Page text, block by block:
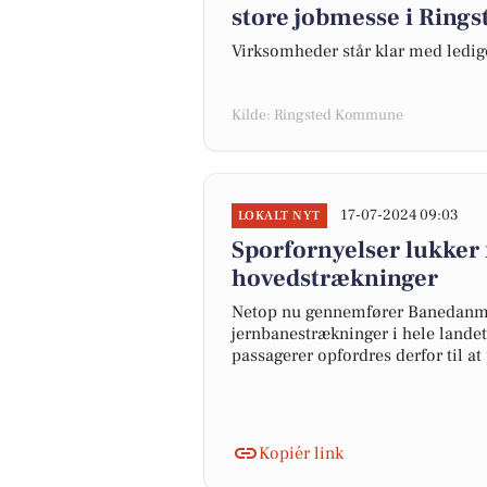
store jobmesse i
Virksomheder står klar med
Kilde: Ringsted Kommune
LOKALT NYT 17-07-2024 09:03
Sporfornyelser
hovedstrækninger
Netop nu gennemfører
jernbanestrækninger i hele
passagerer opfordres derfor til
Kopiér link